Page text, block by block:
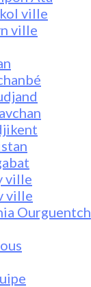
ville
ville
ville
ville
Ourguentch